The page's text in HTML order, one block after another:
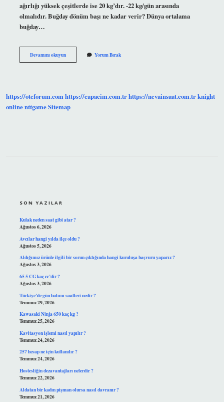
ağırlığı yüksek çeşitlerde ise 20 kg’dır. -22 kg/gün arasında
olmalıdır. Buğday dönüm başı ne kadar verir? Dünya ortalama
buğday…
Devamını okuyun1
Dönümden
Yorum Bırak
https://oteforum.comhttps://capacim.com.trhttps://nevainsaat.com.trknight
onlinenttgameSitemap
SON YAZILAR
Kulak neden saat gibi atar ?
Ağustos 6, 2026
Avcılar hangi yılda ilçe oldu ?
Ağustos 5, 2026
Aldığımız ürünle ilgili bir sorun çıktığında hangi kuruluşa başvuru yaparız ?
Ağustos 3, 2026
65 5 CG kaç cc’dir ?
Ağustos 3, 2026
Türkiye’de gün batımı saatleri nedir ?
Temmuz 29, 2026
Kawasaki Ninja 650 kaç kg ?
Temmuz 25, 2026
Kavitasyon işlemi nasıl yapılır ?
Temmuz 24, 2026
257 hesap ne için kullanılır ?
Temmuz 24, 2026
Hostesliğin dezavantajları nelerdir ?
Temmuz 22, 2026
Aldatan bir kadın pişman olursa nasıl davranır ?
Temmuz 21, 2026